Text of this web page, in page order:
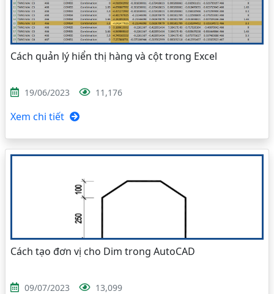
Cách quản lý hiển thị hàng và cột trong Excel
19/06/2023 11,176
Xem chi tiết
Cách tạo đơn vị cho Dim trong AutoCAD
09/07/2023 13,099